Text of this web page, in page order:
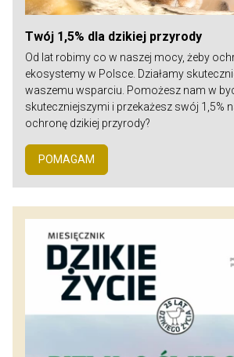
Twój 1,5% dla dzikiej przyrody
Od lat robimy co w naszej mocy, żeby
ekosystemy w Polsce. Działamy
waszemu wsparciu. Pomożesz nam w
skuteczniejszymi i przekażesz swój 1,5%
ochronę dzikiej przyrody?
POMAGAM